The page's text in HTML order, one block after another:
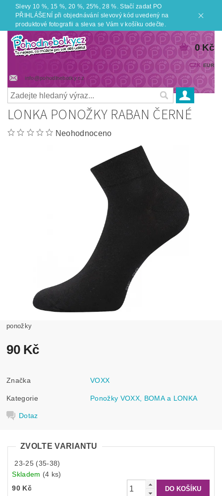
Slevy 10 %, 15 %, 20 %, 25%, 28 %. Stačí zadat PO
PŘIHLÁŠENÍ při objednávání slevový kód uvedený na
produktové fotografii a sleva se Vám v košíku odečte.
info@pohodlnebotky.cz
CZK EUR
0 Kč
LONKA PONOŽKY RABAN ČERNÉ
Neohodnoceno
ponožky
90 Kč
Značka VOXX
Kategorie Ponožky VOXX, BOMA a LONKA
Dotaz
ZVOLTE VARIANTU
23-25 (35-38)
Skladem (4 ks)
90 Kč